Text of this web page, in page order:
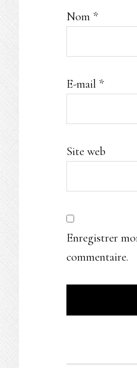
Nom *
E-mail *
Site web
Enregistrer
commentaire.